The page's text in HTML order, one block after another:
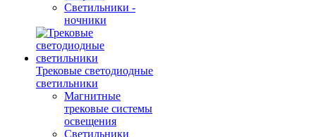
Светильники -
ночники
Трековые светодиодные
светильники
Магнитные
трековые системы
освещения
Светильники